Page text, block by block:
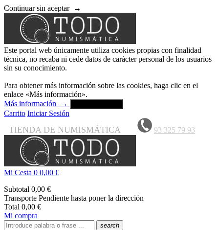
Continuar sin aceptar →
Este portal web únicamente utiliza cookies propias con finalidad
técnica, no recaba ni cede datos de carácter personal de los usuarios
sin su conocimiento.
Para obtener más información sobre las cookies, haga clic en el
enlace «Más información».
Más información
→
Carrito Iniciar Sesión
TIENDA DE NUMISMÁTICA 93 325 79 93
Mi Cesta 0 0,00 €
Subtotal 0,00 €
Transporte Pendiente hasta poner la dirección
Total 0,00 €
Mi compra
search